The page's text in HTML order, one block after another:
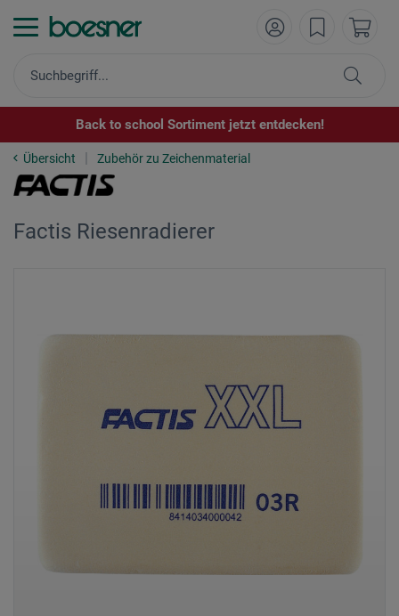
Back to school Sortiment jetzt entdecken!
Übersicht Zubehör zu Zeichenmaterial
Factis Riesenradierer